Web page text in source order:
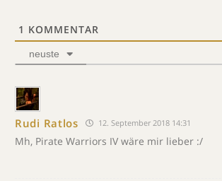
1 KOMMENTAR
neuste
Rudi Ratlos 12. September 2018 14:31
Mh, Pirate Warriors IV wäre mir lieber :/